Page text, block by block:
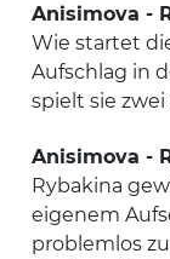
Anisimova -
Wie startet
Aufschlag in
spielt sie
Anisimova -
Rybakina
eigenem
problemlos